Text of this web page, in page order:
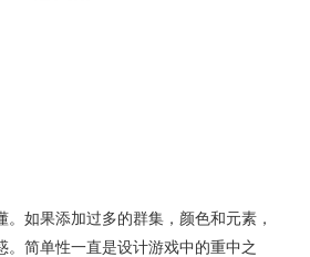
。如果添加过多的群集，颜色和元素，
。简单性一直是设计游戏中的重中之